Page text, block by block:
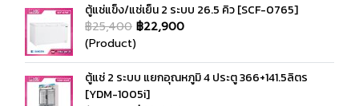
ตู้แช่แข็ง/แช่เย็น 2 ระบบ 26.5 คิว [SCF-0765]
฿25,400 ฿22,900
(Product)
ตู้แช่ 2 ระบบ แยกอุณหภูมิ 4 ประตู 366+141.5ลิตร
[YDM-1005i]